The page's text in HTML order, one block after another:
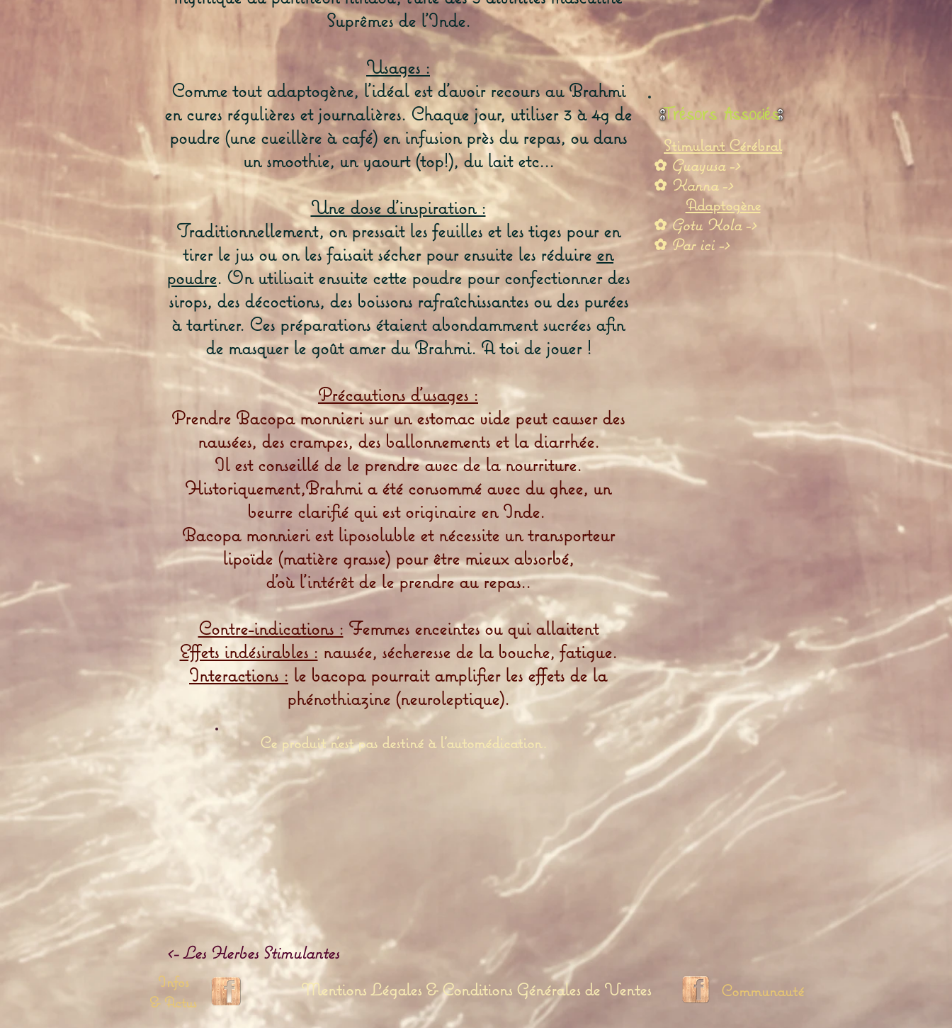
Suprêmes de l'Inde.
Usages :
Comme tout adaptogène, l'idéal est d'avoir recours au Brahmi
en cures régulières et journalières. Chaque jour, utiliser 3 à 4g de
poudre (une cueillère à café) en infusion près du repas, ou dans
un smoothie, un yaourt (top!), du lait etc...
Une dose d'inspiration :
Traditionnellement, on pressait les feuilles et les tiges pour en
tirer le jus ou on les faisait sécher pour ensuite les réduireen
poudre. On utilisait ensuite cette poudre pour confectionner des
sirops, des décoctions, des boissons rafraîchissantes ou des purées
à tartiner. Ces préparations étaient abondamment sucrées afin
de masquer le goût amer du Brahmi. A toi de jouer !
Précautions d'usages :
Prendre Bacopa monnieri sur un estomac vide peut causer des
nausées, des crampes, des ballonnements et la diarrhée.
Il est conseillé de le prendre avec de la nourriture.
Historiquement,Brahmi a été consommé avec du ghee, un
beurre clarifié qui est originaire en Inde.
Bacopa monnieri est liposoluble et nécessite un transporteur
lipoïde (matière grasse) pour être mieux absorbé,
d'où l'intérêt de le prendre au repas..
Contre-indications : Femmes enceintes ou qui allaitent
Effets indésirables : nausée, sécheresse de la bouche, fatigue.
Interactions : le bacopa pourrait amplifier les effets de la
phénothiazine (neuroleptique).
Trésors Associés
Stimulant Cérébral
✿ Guayusa ->
✿ Kanna ->
Adaptogène
✿Gotu Kola ->
✿Par ici ->
Ce produit n'est pas destiné à l'automédication.
<- Les Herbes Stimulantes
Infos
& Actus
Mentions Légales & Conditions Générales de Ventes Communauté